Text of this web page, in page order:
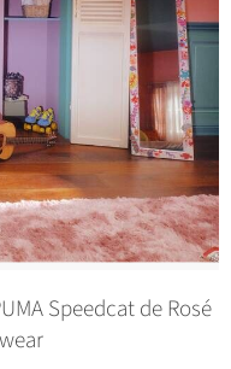
Speedcat de Rosé